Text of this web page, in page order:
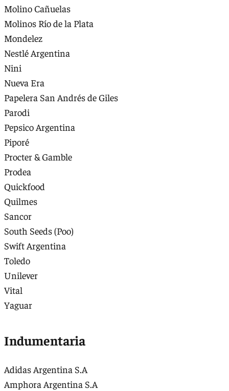
Molino Cañuelas
Molinos Río de la Plata
Mondelez
Nestlé Argentina
Nini
Nueva Era
Papelera San Andrés de Giles
Parodi
Pepsico Argentina
Piporé
Procter & Gamble
Prodea
Quickfood
Quilmes
Sancor
South Seeds (Poo)
Swift Argentina
Toledo
Unilever
Vital
Yaguar
Indumentaria
Adidas Argentina S.A
Amphora Argentina S.A